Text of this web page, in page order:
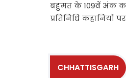
बहुमत के 109वें अंक का
प्रतिनिधि कहानियों
CHHATTISGARH